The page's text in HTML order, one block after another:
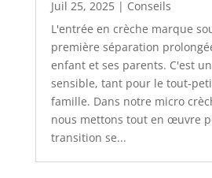
Juil 25, 2025| Conseils
L'entrée en crèche marque
première séparation
enfant et ses parents. C'est
sensible, tant pour le tout-
famille. Dans notre micro
nous mettons tout en œuvre
transition se...